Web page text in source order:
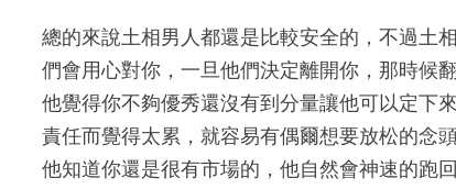
總的來說土相男人都還是比較安全的，不過土
們會用心對你，一旦他們決定離開你，那時候
他覺得你不夠優秀還沒有到分量讓他可以定下
責任而覺得太累，就容易有偶爾想要放松的念
他知道你還是很有市場的，他自然會神速的跑回